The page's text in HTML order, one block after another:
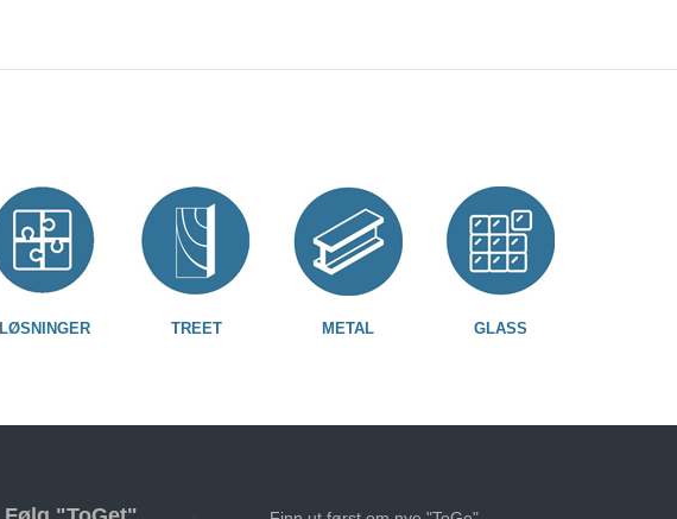
LØSNINGER TREET METAL GLASS